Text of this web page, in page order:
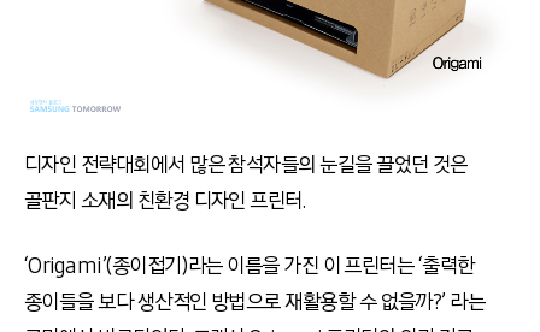
디자인 전략대회에서 많은 참석자들의 눈길을 끌었던 것은
골판지 소재의 친환경 디자인 프린터.
‘Origami’(종이접기)라는 이름을 가진 이 프린터는 ‘출력한
종이들을 보다 생산적인 방법으로 재활용할 수 없을까?’ 라는